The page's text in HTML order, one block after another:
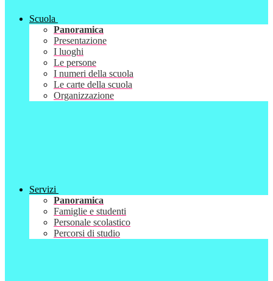
Scuola
Panoramica
Presentazione
I luoghi
Le persone
I numeri della scuola
Le carte della scuola
Organizzazione
Servizi
Panoramica
Famiglie e studenti
Personale scolastico
Percorsi di studio